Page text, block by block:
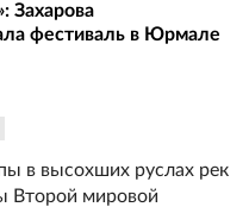
Захарова
фестиваль в Юрмале
в высохших руслах рек
Второй мировой